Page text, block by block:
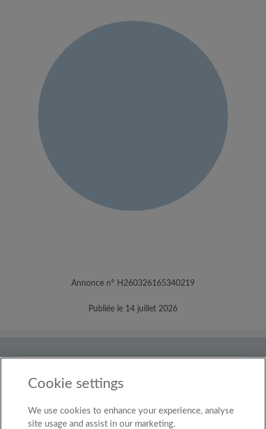
Annonce n° H260326165340219
Publiée le 14 juillet 2026
Luxembourg
© Roomgo Limited 2025 - 21 Market Place, Stockport,
United Kingdom, SK1 1EU
Cookie settings
We use cookies to enhance your experience, analyse
site usage and assist in our marketing.